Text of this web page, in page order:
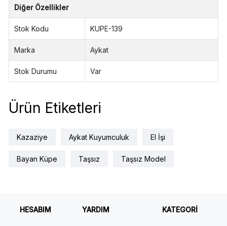
Diğer Özellikler
Stok Kodu KUPE-139
Marka Aykat
Stok Durumu Var
Ürün Etiketleri
Kazaziye Aykat Kuyumculuk El İşi
Bayan Küpe Taşsız Taşsız Model
HESABIM YARDIM KATEGORİ